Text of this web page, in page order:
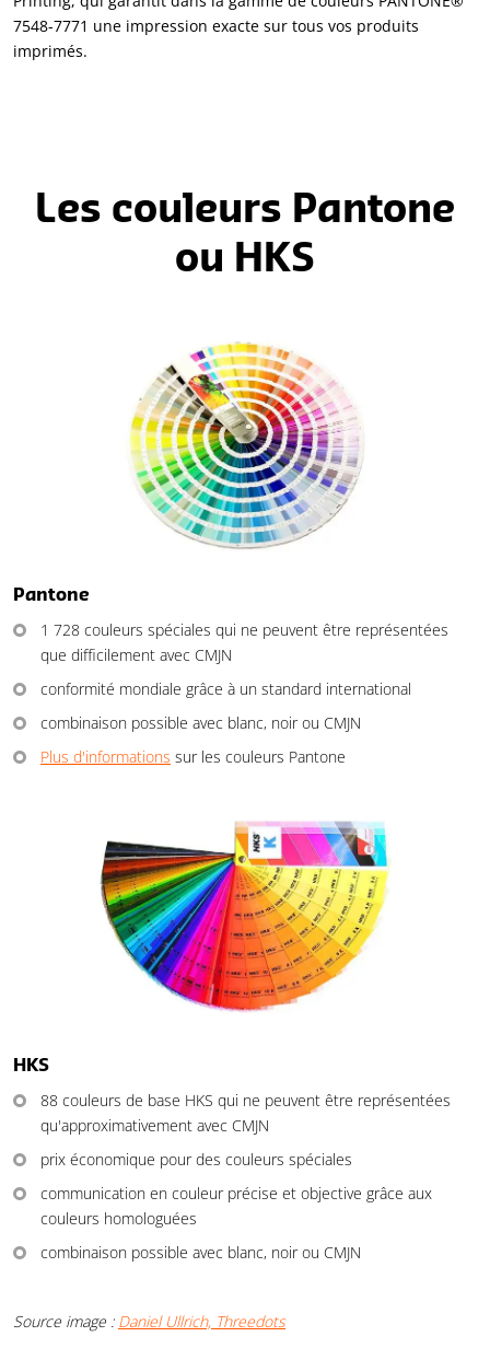
7548-7771 une impression exacte sur tous vos produits
imprimés.
Les couleurs Pantone
ou HKS
Pantone
1 728 couleurs spéciales qui ne peuvent être représentées
que difficilement avec CMJN
conformité mondiale grâce à un standard international
combinaison possible avec blanc, noir ou CMJN
Plus d'informations sur les couleurs Pantone
HKS
88 couleurs de base HKS qui ne peuvent être représentées
qu'approximativement avec CMJN
prix économique pour des couleurs spéciales
communication en couleur précise et objective grâce aux
couleurs homologuées
combinaison possible avec blanc, noir ou CMJN
Source image : Daniel Ullrich, Threedots